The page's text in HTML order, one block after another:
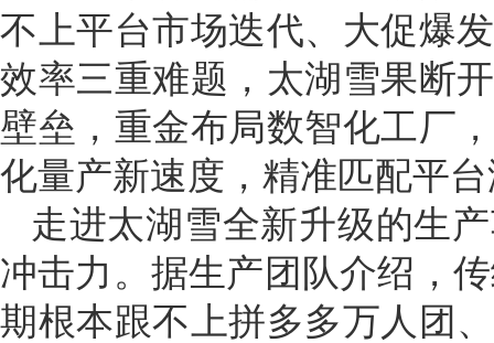
不上平台市场迭代、大促爆
效率三重难题，太湖雪果断
壁垒，重金布局数智化工厂
化量产新速度，精准匹配平
走进太湖雪全新升级的生
冲击力。据生产团队介绍，
期根本跟不上拼多多万人团